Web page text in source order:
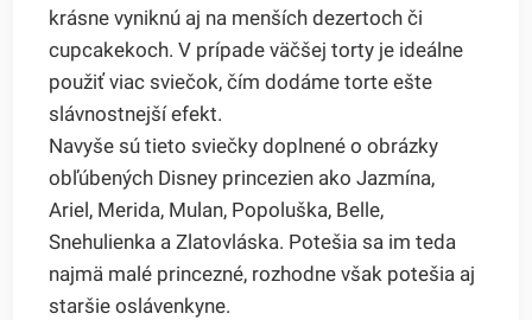
krásne vyniknú aj na menších dezertoch či
cupcakekoch. V prípade väčšej torty je ideálne
použiť viac sviečok, čím dodáme torte ešte
slávnostnejší efekt.
Navyše sú tieto sviečky doplnené o obrázky
obľúbených Disney princezien ako Jazmína,
Ariel, Merida, Mulan, Popoluška, Belle,
Snehulienka a Zlatovláska. Potešia sa im teda
najmä malé princezné, rozhodne však potešia aj
staršie oslávenkyne.